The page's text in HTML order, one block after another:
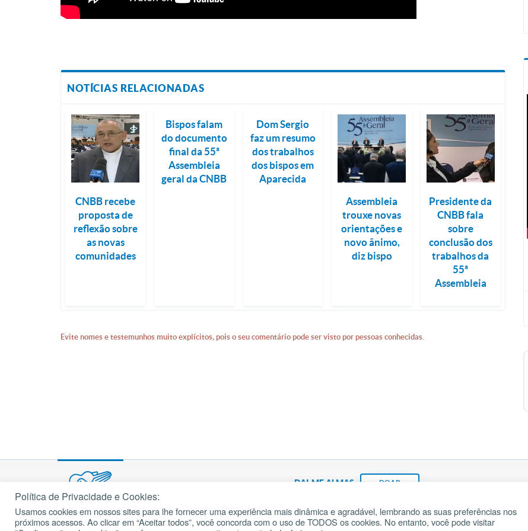
NOTÍCIAS RELACIONADAS
CNBB recebe
proposta de
reflexão sobre
as novas
comunidades
Bispos falam
do documento
final da 55ª
Assembleia
geral da CNBB
Dom Sergio
faz um resumo
dos trabalhos
dos bispos em
Aparecida
Assembleia
trouxe novas
orientações e
novo ânimo,
diz bispo
Presidente da
CNBB fala
sobre
conclusão dos
trabalhos da
55ª
Assembleia
Evite nomes e testemunhos muito explícitos, pois o seu comentário pode ser visto por pessoas conhecidas.
DAI-ME ALMAS DOAR
Fundação João Paulo II Pedido de Oração
cancaonova.com© 2002 – 2026
Todos os direitos reservados.
Política de Privacidade e Cookies:
Usamos cookies em nossos sites para lhe fornecer uma experiência mais dinâmica e agradável, lembrando as suas preferências nos
próximos acessos. Ao clicar em “Aceitar todos”, você concorda com o uso de TODOS os cookies. No entanto, você pode visitar